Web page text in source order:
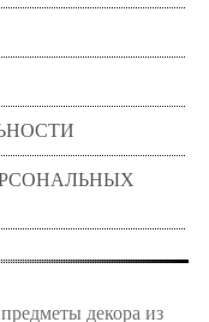
декора из